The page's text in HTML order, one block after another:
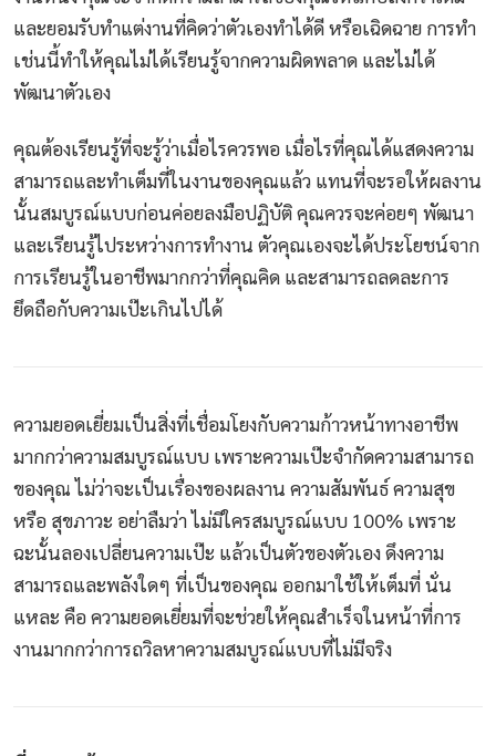
และยอมรับทำแต่งานที่คิดว่าตัวเองทำได้ดี หรือเฉิดฉาย การทำ
เช่นนี้ทำให้คุณไม่ได้เรียนรู้จากความผิดพลาด และไม่ได้
พัฒนาตัวเอง
คุณต้องเรียนรู้ที่จะรู้ว่าเมื่อไรควรพอ เมื่อไรที่คุณได้แสดงความ
สามารถและทำเต็มที่ในงานของคุณแล้ว แทนที่จะรอให้ผลงาน
นั้นสมบูรณ์แบบก่อนค่อยลงมือปฏิบัติ คุณควรจะค่อยๆ พัฒนา
และเรียนรู้ไประหว่างการทำงาน ตัวคุณเองจะได้ประโยชน์จาก
การเรียนรู้ในอาชีพมากกว่าที่คุณคิด และสามารถลดละการ
ยึดถือกับความเป๊ะเกินไปได้
ความยอดเยี่ยมเป็นสิ่งที่เชื่อมโยงกับความก้าวหน้าทางอาชีพ
มากกว่าความสมบูรณ์แบบ เพราะความเป๊ะจำกัดความสามารถ
ของคุณ ไม่ว่าจะเป็นเรื่องของผลงาน ความสัมพันธ์ ความสุข
หรือ สุขภาวะ อย่าลืมว่า ไม่มีใครสมบูรณ์แบบ 100% เพราะ
ฉะนั้นลองเปลี่ยนความเป๊ะ แล้วเป็นตัวของตัวเอง ดึงความ
สามารถและพลังใดๆ ที่เป็นของคุณ ออกมาใช้ให้เต็มที่ นั่น
แหละ คือ ความยอดเยี่ยมที่จะช่วยให้คุณสำเร็จในหน้าที่การ
งานมากกว่าการถวิลหาความสมบูรณ์แบบที่ไม่มีจริง